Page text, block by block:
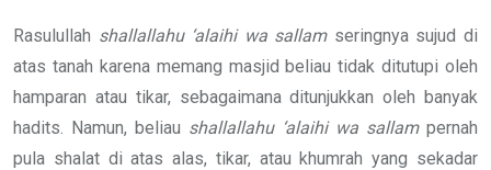
Rasulullah shallallahu ‘alaihi wa sallamseringnya sujud di
atas tanah karena memang masjid beliau tidak ditutupi oleh
hamparan atau tikar, sebagaimana ditunjukkan oleh banyak
hadits. Namun, beliau shallallahu ‘alaihi wa sallampernah
pula shalat di atas alas, tikar, atau khumrah yang sekadar